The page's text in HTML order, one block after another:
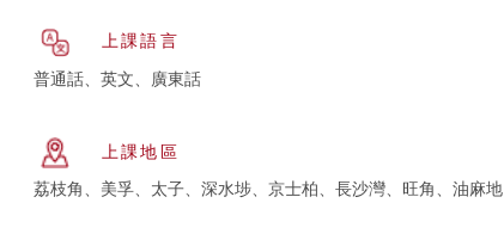
上課語言
普通話、英文、廣東話
上課地區
荔枝角、美孚、太子、深水埗、京士柏、長沙灣、旺角、油麻地